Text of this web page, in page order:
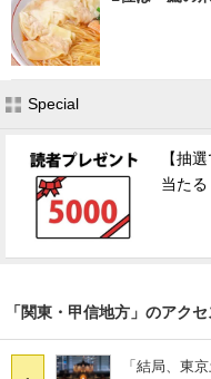
Special
【抽
当た
「関東・甲信地方」のアク
「結局、東